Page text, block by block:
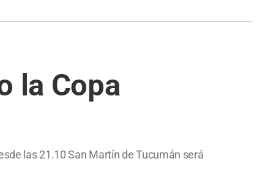
la Copa
las 21.10 San Martín de Tucumán será